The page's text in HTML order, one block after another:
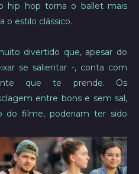
hip hop torna o ballet mais
o estilo clássico.
divertido que, apesar do
se salientar -, conta com
que te prende. Os
entre bons e sem sal,
do filme, poderiam ter sido